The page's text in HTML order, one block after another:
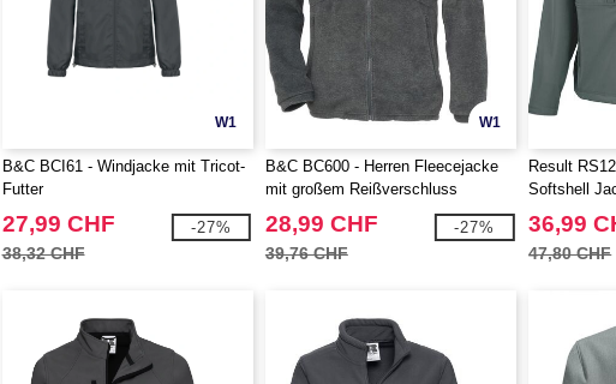
W1
B&C BCI61 - Windjacke mit Tricot-
Futter
27,99 CHF
38,32 CHF
-27%
W1
B&C BC600 - Herren Fleecejacke
mit großem Reißverschluss
28,99 CHF
39,76 CHF
-27%
Result
Softshell
36,99
47,80 CHF